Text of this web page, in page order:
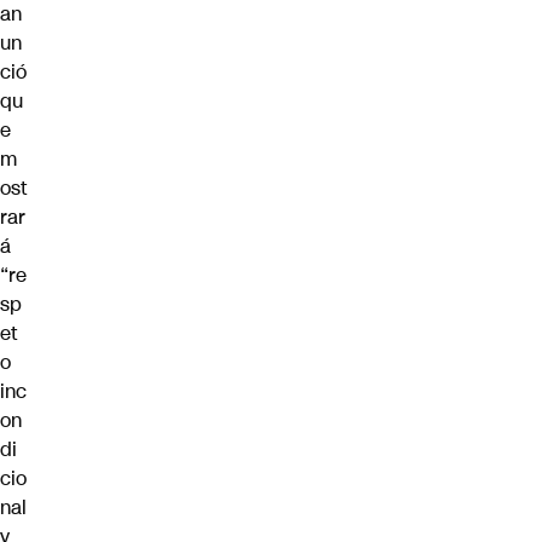
an
un
ció
qu
e
m
ost
rar
á
“re
sp
et
o
inc
on
di
cio
nal
y